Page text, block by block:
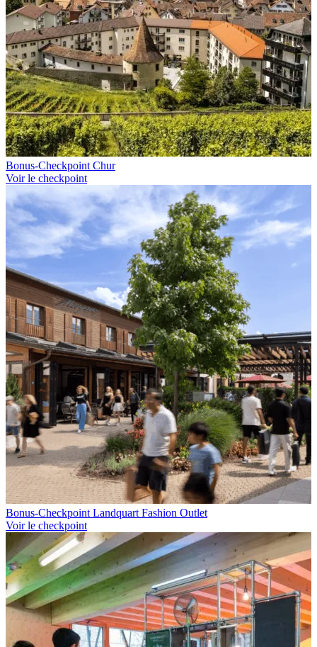
Bonus-Checkpoint Chur
Voir le checkpoint
Bonus-Checkpoint Landquart Fashion Outlet
Voir le checkpoint